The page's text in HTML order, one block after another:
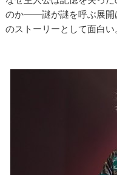
のか――謎が謎を呼ぶ展開
のストーリーとして面白い